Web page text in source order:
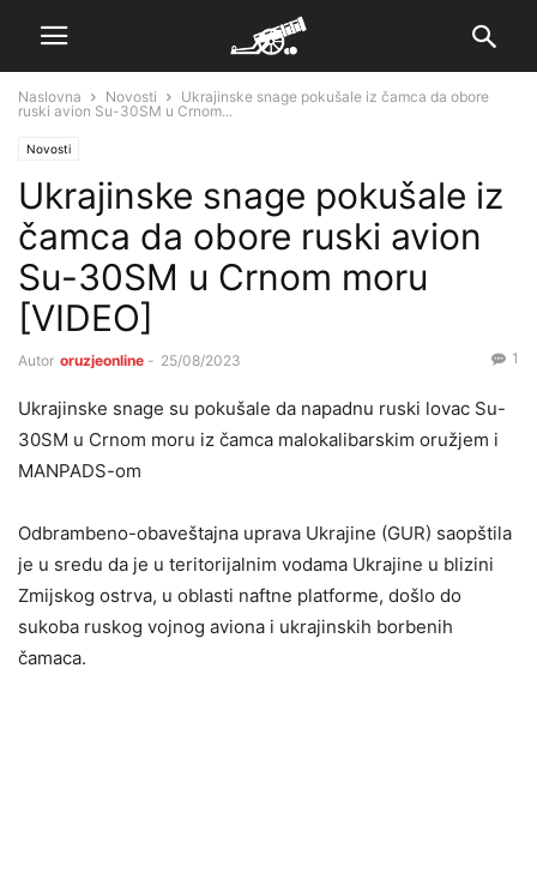
Naslovna Novosti
Ukrajinske snage pokušale iz čamca da obore
ruski avion Su-30SM u Crnom...
Novosti
Ukrajinske snage pokušale iz
čamca da obore ruski avion
Su-30SM u Crnom moru
[VIDEO]
Autor oruzjeonline - 25/08/2023 1
Ukrajinske snage su pokušale da napadnu ruski lovac Su-
30SM u Crnom moru iz čamca malokalibarskim oružjem i
MANPADS-om
Odbrambeno-obaveštajna uprava Ukrajine (GUR) saopštila
je u sredu da je u teritorijalnim vodama Ukrajine u blizini
Zmijskog ostrva, u oblasti naftne platforme, došlo do
sukoba ruskog vojnog aviona i ukrajinskih borbenih
čamaca.